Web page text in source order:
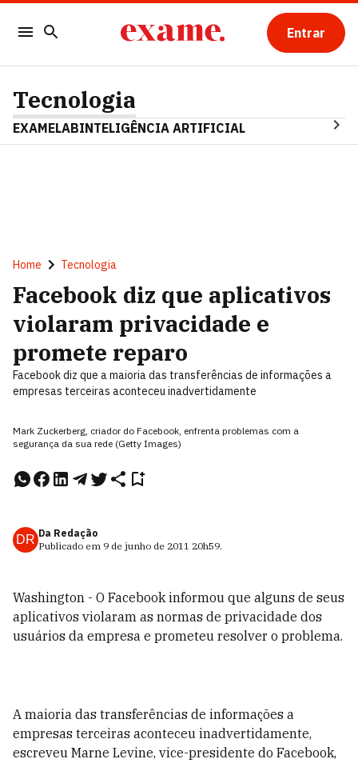
Entrar
Tecnologia
EXAMELABINTELIGÊNCIA ARTIFICIAL
Home Tecnologia
Facebook diz que aplicativos
violaram privacidade e
promete reparo
Facebook diz que a maioria das transferências de informações a
empresas terceiras aconteceu inadvertidamente
Mark Zuckerberg, criador do Facebook, enfrenta problemas com a
segurança da sua rede (Getty Images)
DR Da Redação
Publicado em 9 de junho de 2011 20h59.
Washington - O Facebook informou que alguns de seus
aplicativos violaram as normas de privacidade dos
usuários da empresa e prometeu resolver o problema.
A maioria das transferências de informações a
empresas terceiras aconteceu inadvertidamente,
escreveu Marne Levine, vice-presidente do Facebook,